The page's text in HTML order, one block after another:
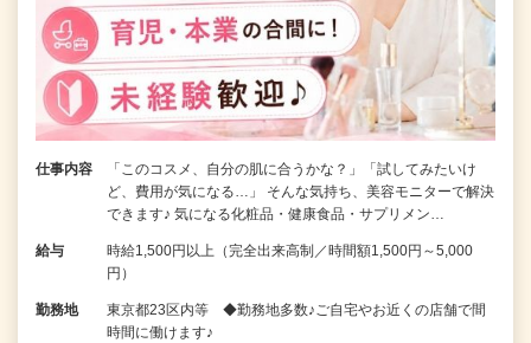
仕事内容
「このコスメ、自分の肌に合うかな？」「試してみたいけ
ど、費用が気になる…」 そんな気持ち、美容モニターで解決
できます♪ 気になる化粧品・健康食品・サプリメン…
給与
時給1,500円以上（完全出来高制／時間額1,500円～5,000
円）
勤務地
東京都23区内等 ◆勤務地多数♪ご自宅やお近くの店舗で間
時間に働けます♪